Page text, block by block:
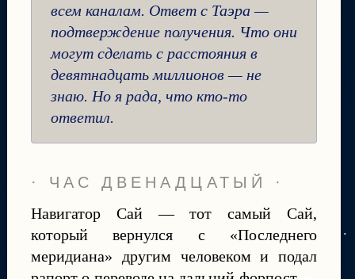
всем каналам. Ответ с Таэра —
подтверждение получения. Что они
могут сделать с расстояния в
девятнадцать миллионов — не
знаю. Но я рада, что кто-то
ответил.
· ЧАС ДВЕНАДЦАТЫЙ ·
Навигатор Сай — тот самый Сай,
который вернулся с «Последнего
меридиана» другим человеком и подал